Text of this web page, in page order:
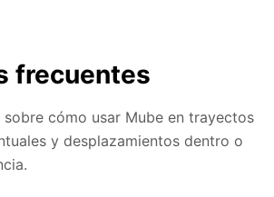
frecuentes
sobre cómo usar Mube en trayectos
y desplazamientos dentro o